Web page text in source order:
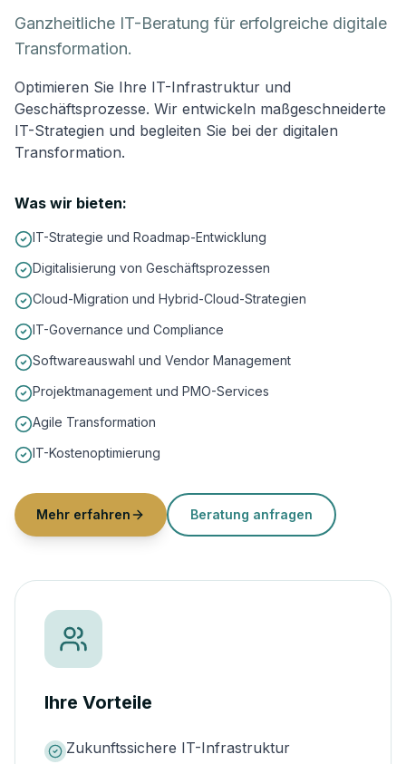
Ganzheitliche IT-Beratung für erfolgreiche digitale
Transformation.
Optimieren Sie Ihre IT-Infrastruktur und
Geschäftsprozesse. Wir entwickeln maßgeschneiderte
IT-Strategien und begleiten Sie bei der digitalen
Transformation.
Was wir bieten:
IT-Strategie und Roadmap-Entwicklung
Digitalisierung von Geschäftsprozessen
Cloud-Migration und Hybrid-Cloud-Strategien
IT-Governance und Compliance
Softwareauswahl und Vendor Management
Projektmanagement und PMO-Services
Agile Transformation
IT-Kostenoptimierung
Mehr erfahren Beratung anfragen
Ihre Vorteile
Zukunftssichere IT-Infrastruktur